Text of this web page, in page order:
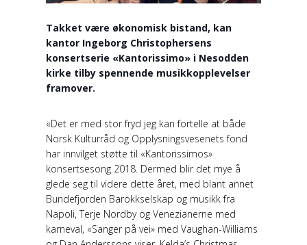
Takket være økonomisk bistand, kan
kantor Ingeborg Christophersens
konsertserie «Kantorissimo» i Nesodden
kirke tilby spennende musikkopplevelser
framover.
«Det er med stor fryd jeg kan fortelle at både
Norsk Kulturråd og Opplysningsvesenets fond
har innvilget støtte til «Kantorissimos»
konsertsesong 2018. Dermed blir det mye å
glede seg til videre dette året, med blant annet
Bundefjorden Barokkselskap og musikk fra
Napoli, Terje Nordby og Venezianerne med
karneval, «Sanger på vei» med Vaughan-Williams